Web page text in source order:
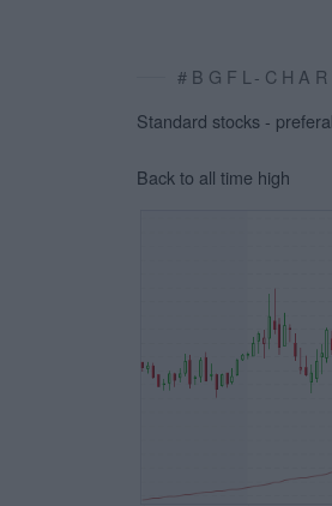
#BGFL-
Standard stocks -
Back to all time high